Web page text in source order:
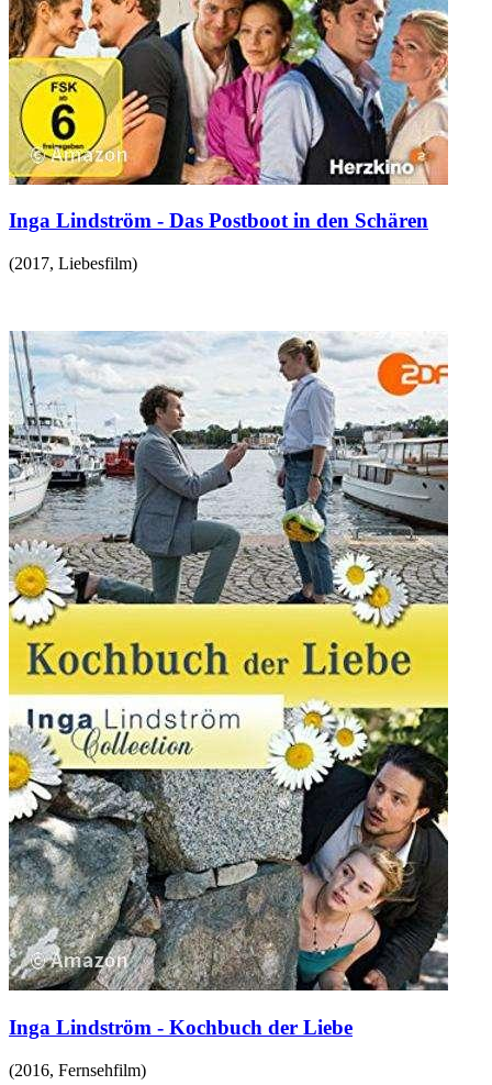
Inga Lindström - Das Postboot in den Schären
(2017, Liebesfilm)
Inga Lindström - Kochbuch der Liebe
(2016, Fernsehfilm)